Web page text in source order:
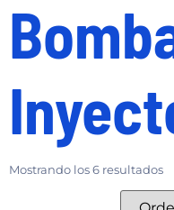
Mostrando los 6 resultados